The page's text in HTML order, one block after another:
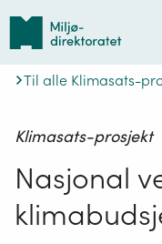
Tilbake
forsiden
Til alle Klimasats-
Klimasats-prosjekt
Nasjonal